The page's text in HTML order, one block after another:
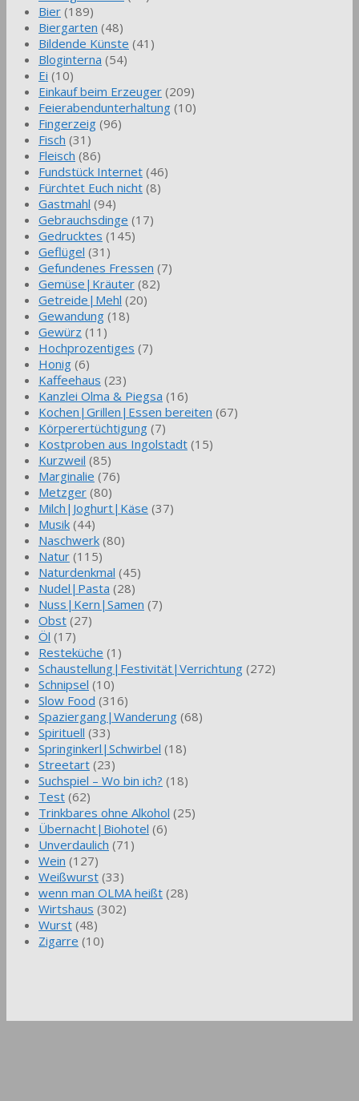
Bier (189)
Biergarten (48)
Bildende Künste (41)
Bloginterna (54)
Ei (10)
Einkauf beim Erzeuger (209)
Feierabendunterhaltung (10)
Fingerzeig (96)
Fisch (31)
Fleisch (86)
Fundstück Internet (46)
Fürchtet Euch nicht (8)
Gastmahl (94)
Gebrauchsdinge (17)
Gedrucktes (145)
Geflügel (31)
Gefundenes Fressen (7)
Gemüse|Kräuter (82)
Getreide|Mehl (20)
Gewandung (18)
Gewürz (11)
Hochprozentiges (7)
Honig (6)
Kaffeehaus (23)
Kanzlei Olma & Piegsa (16)
Kochen|Grillen|Essen bereiten (67)
Körperertüchtigung (7)
Kostproben aus Ingolstadt (15)
Kurzweil (85)
Marginalie (76)
Metzger (80)
Milch|Joghurt|Käse (37)
Musik (44)
Naschwerk (80)
Natur (115)
Naturdenkmal (45)
Nudel|Pasta (28)
Nuss|Kern|Samen (7)
Obst (27)
Öl (17)
Resteküche (1)
Schaustellung|Festivität|Verrichtung (272)
Schnipsel (10)
Slow Food (316)
Spaziergang|Wanderung (68)
Spirituell (33)
Springinkerl|Schwirbel (18)
Streetart (23)
Suchspiel – Wo bin ich? (18)
Test (62)
Trinkbares ohne Alkohol (25)
Übernacht|Biohotel (6)
Unverdaulich (71)
Wein (127)
Weißwurst (33)
wenn man OLMA heißt (28)
Wirtshaus (302)
Wurst (48)
Zigarre (10)